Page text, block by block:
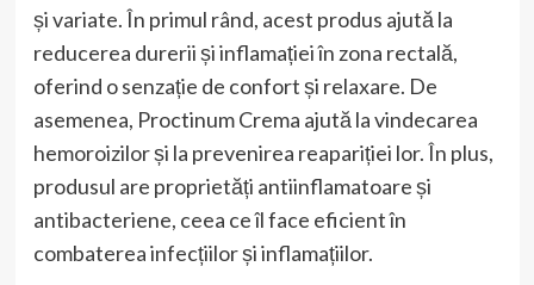
și variate. În primul rând, acest produs ajută la
reducerea durerii și inflamației în zona rectală,
oferind o senzație de confort și relaxare. De
asemenea, Proctinum Crema ajută la vindecarea
hemoroizilor și la prevenirea reapariției lor. În plus,
produsul are proprietăți antiinflamatoare și
antibacteriene, ceea ce îl face eficient în
combaterea infecțiilor și inflamațiilor.